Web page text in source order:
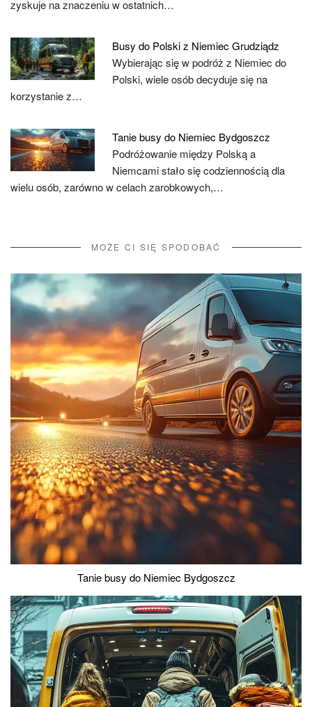
zyskuje na znaczeniu w ostatnich…
Busy do Polski z Niemiec Grudziądz
Wybierając się w podróż z Niemiec do
Polski, wiele osób decyduje się na
korzystanie z…
Tanie busy do Niemiec Bydgoszcz
Podróżowanie między Polską a
Niemcami stało się codziennością dla
wielu osób, zarówno w celach zarobkowych,…
MOŻE CI SIĘ SPODOBAĆ
Tanie busy do Niemiec Bydgoszcz